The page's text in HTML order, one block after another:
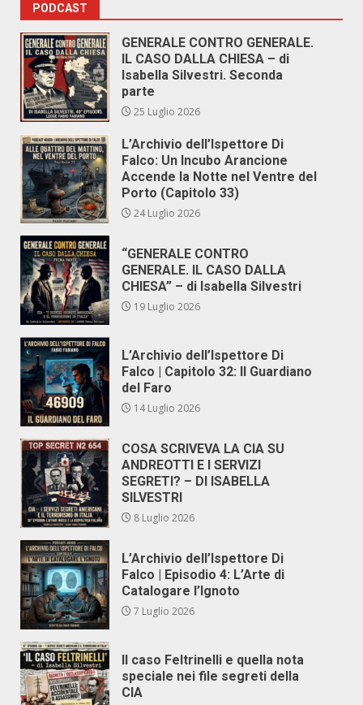
PODCAST
GENERALE CONTRO GENERALE.
IL CASO DALLA CHIESA – di
Isabella Silvestri. Seconda
parte
25 Luglio 2026
L’Archivio dell’Ispettore Di
Falco: Un Incubo Arancione
Accende la Notte nel Ventre del
Porto (Capitolo 33)
24 Luglio 2026
“GENERALE CONTRO
GENERALE. IL CASO DALLA
CHIESA” – di Isabella Silvestri
19 Luglio 2026
L’Archivio dell’Ispettore Di
Falco | Capitolo 32: Il Guardiano
del Faro
14 Luglio 2026
COSA SCRIVEVA LA CIA SU
ANDREOTTI E I SERVIZI
SEGRETI? – DI ISABELLA
SILVESTRI
8 Luglio 2026
L’Archivio dell’Ispettore Di
Falco | Episodio 4: L’Arte di
Catalogare l’Ignoto
7 Luglio 2026
Il caso Feltrinelli e quella nota
speciale nei file segreti della
CIA